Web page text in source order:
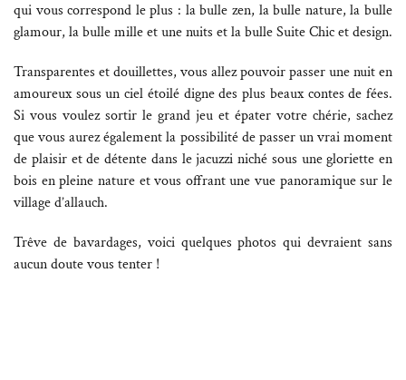
qui vous correspond le plus : la bulle zen, la bulle nature, la bulle
glamour, la bulle mille et une nuits et la bulle Suite Chic et design.
Transparentes et douillettes, vous allez pouvoir passer une nuit en
amoureux sous un ciel étoilé digne des plus beaux contes de fées.
Si vous voulez sortir le grand jeu et épater votre chérie, sachez
que vous aurez également la possibilité de passer un vrai moment
de plaisir et de détente dans le jacuzzi niché sous une gloriette en
bois en pleine nature et vous offrant une vue panoramique sur le
village d’allauch.
Trêve de bavardages, voici quelques photos qui devraient sans
aucun doute vous tenter !